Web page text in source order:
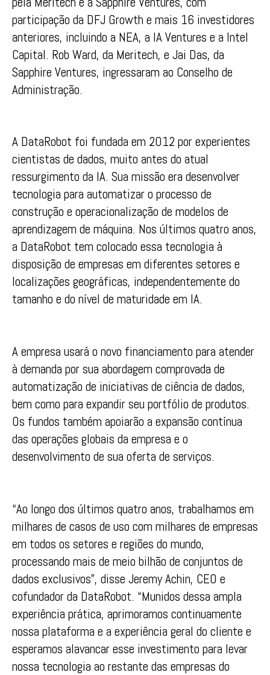
participação da DFJ Growth e mais 16 investidores
anteriores, incluindo a NEA, a IA Ventures e a Intel
Capital. Rob Ward, da Meritech, e Jai Das, da
Sapphire Ventures, ingressaram ao Conselho de
Administração.
A DataRobot foi fundada em 2012 por experientes
cientistas de dados, muito antes do atual
ressurgimento da IA. Sua missão era desenvolver
tecnologia para automatizar o processo de
construção e operacionalização de modelos de
aprendizagem de máquina. Nos últimos quatro anos,
a DataRobot tem colocado essa tecnologia à
disposição de empresas em diferentes setores e
localizações geográficas, independentemente do
tamanho e do nível de maturidade em IA.
A empresa usará o novo financiamento para atender
à demanda por sua abordagem comprovada de
automatização de iniciativas de ciência de dados,
bem como para expandir seu portfólio de produtos.
Os fundos também apoiarão a expansão contínua
das operações globais da empresa e o
desenvolvimento de sua oferta de serviços.
“Ao longo dos últimos quatro anos, trabalhamos em
milhares de casos de uso com milhares de empresas
em todos os setores e regiões do mundo,
processando mais de meio bilhão de conjuntos de
dados exclusivos”, disse Jeremy Achin, CEO e
cofundador da DataRobot. “Munidos dessa ampla
experiência prática, aprimoramos continuamente
nossa plataforma e a experiência geral do cliente e
esperamos alavancar esse investimento para levar
nossa tecnologia ao restante das empresas do